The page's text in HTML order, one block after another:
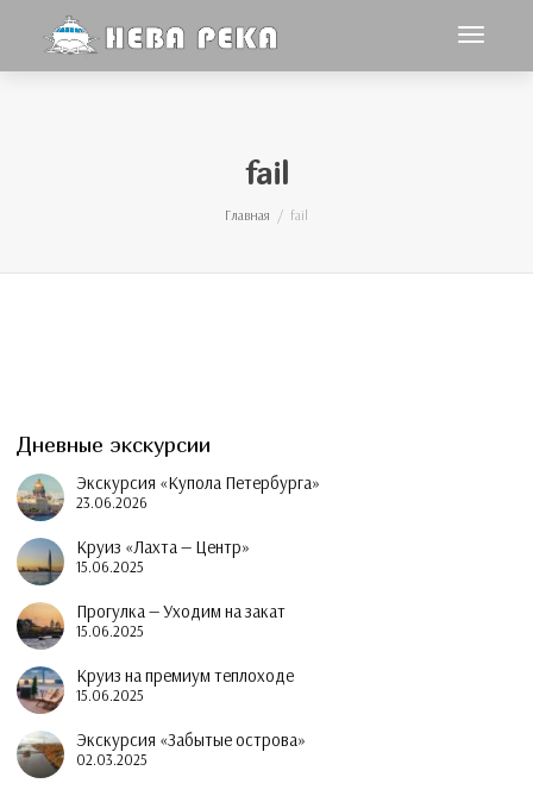
fail
Главная fail
Дневные экскурсии
Экскурсия «Купола Петербурга»
23.06.2026
Круиз «Лахта — Центр»
15.06.2025
Прогулка — Уходим на закат
15.06.2025
Круиз на премиум теплоходе
15.06.2025
Экскурсия «Забытые острова»
02.03.2025